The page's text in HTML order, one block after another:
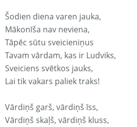
Šodien diena varen jauka,
Mākonīša nav neviena,
Tāpēc sūtu sveicieniņus
Tavam vārdam, kas ir Ludviks,
Sveiciens svētkos jauks,
Lai tik vakars paliek traks!
Vārdiņš garš, vārdiņš īss,
Vārdiņš skaļš, vārdiņš kluss,